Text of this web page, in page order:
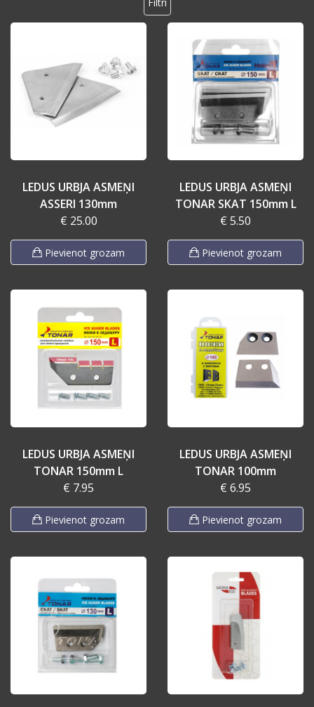
LEDUS URBJA ASMEŅI
ASSERI 130mm
€ 25.00
Pievienot grozam
LEDUS URBJA ASMEŅI
TONAR SKAT 150mm L
€ 5.50
Pievienot grozam
LEDUS URBJA ASMEŅI
TONAR 150mm L
€ 7.95
Pievienot grozam
LEDUS URBJA ASMEŅI
TONAR 100mm
€ 6.95
Pievienot grozam